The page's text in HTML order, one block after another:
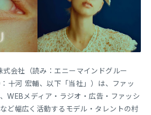
会社（読み：エニーマインドグルー
十河 宏輔、以下「当社」）は、ファッ
WEBメディア・ラジオ・広告・ファッシ
ど幅広く活動するモデル・タレントの村